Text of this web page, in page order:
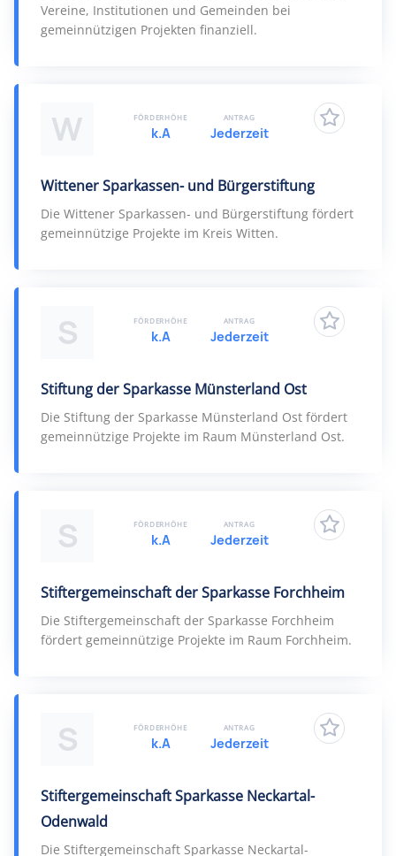
Vereine, Institutionen und Gemeinden bei
gemeinnützigen Projekten finanziell.
W
Wittener Sparkassen- und Bürgerstiftung
Die Wittener Sparkassen- und Bürgerstiftung fördert
gemeinnützige Projekte im Kreis Witten.
FÖRDERHÖHE
k.A
ANTRAG
Jederzeit
S
Stiftung der Sparkasse Münsterland Ost
Die Stiftung der Sparkasse Münsterland Ost fördert
gemeinnützige Projekte im Raum Münsterland Ost.
FÖRDERHÖHE
k.A
ANTRAG
Jederzeit
S
Stiftergemeinschaft der Sparkasse Forchheim
Die Stiftergemeinschaft der Sparkasse Forchheim
fördert gemeinnützige Projekte im Raum Forchheim.
FÖRDERHÖHE
k.A
ANTRAG
Jederzeit
S
Stiftergemeinschaft Sparkasse Neckartal-
Odenwald
Die Stiftergemeinschaft Sparkasse Neckartal-
FÖRDERHÖHE
k.A
ANTRAG
Jederzeit